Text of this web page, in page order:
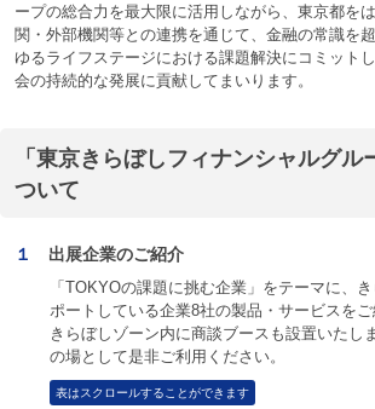
ープの総合力を最大限に活用しながら、東京都を
関・外部機関等との連携を通じて、金融の常識を
ゆるライフステージにおける課題解決にコミット
会の持続的な発展に貢献してまいります。
「東京きらぼしフィナンシャルグル
ついて
１ 出展企業のご紹介
「TOKYOの課題に挑む企業」をテーマに、
ポートしている企業8社の製品・サービスをご
きらぼしゾーン内に商談ブースも設置いたし
の場として是非ご利用ください。
表はスクロールすることができます